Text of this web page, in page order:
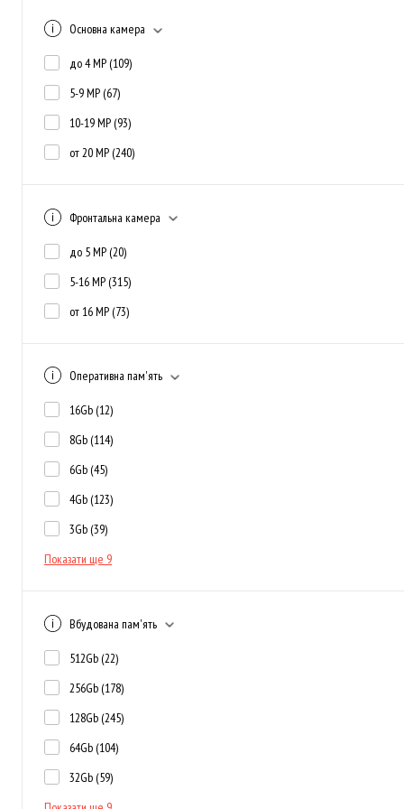
Основна камера
до 4 MP (109)
5-9 MP (67)
10-19 MP (93)
от 20 MP (240)
Фронтальна камера
до 5 MP (20)
5-16 MP (315)
от 16 MP (73)
Оперативна пам'ять
16Gb (12)
8Gb (114)
6Gb (45)
4Gb (123)
3Gb (39)
Показати ще 9
Вбудована пам'ять
512Gb (22)
256Gb (178)
128Gb (245)
64Gb (104)
32Gb (59)